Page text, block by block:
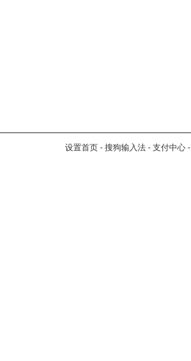
设置首页 - 搜狗输入法 - 支付中心 -